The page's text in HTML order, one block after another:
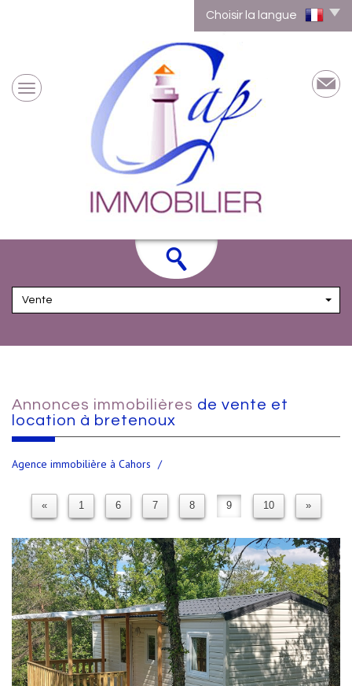
Choisir la langue
Vente
Annonces immobilières de vente et
location à bretenoux
Agence immobilière à Cahors
« 1 6 7 8 9 10 »